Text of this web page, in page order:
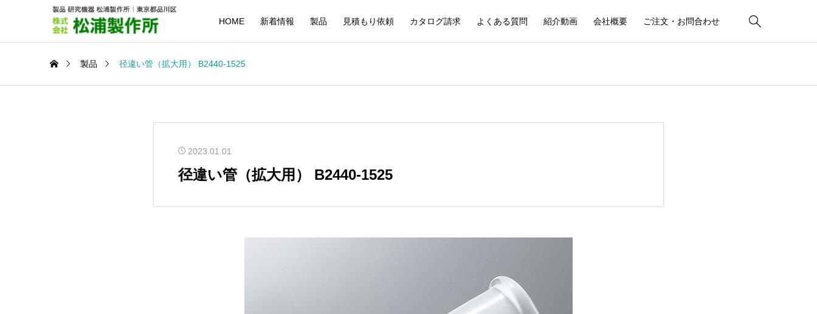
HOME 新着情報 製品 見積もり依頼 カタログ請求 よくある質問 紹介動画 会社概要 ご注文・お問合わせ 
製品 径違い管（拡大用） B2440-1525
2023.01.01
径違い管（拡大用） B2440-1525